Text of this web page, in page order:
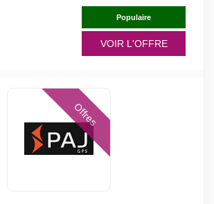
Populaire
VOIR L'OFFRE
Offres